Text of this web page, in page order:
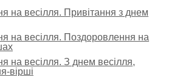
на весілля. Привітання з днем
на весілля. Поздоровлення на
на весілля. З днем весілля,
вірші